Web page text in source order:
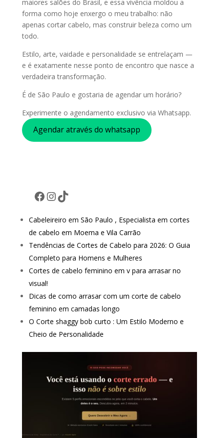
maiores salões do Brasil, e essa vivência moldou a
forma como hoje enxergo o meu trabalho: não
apenas cortar cabelo, mas construir beleza como um
todo.
Estilo, arte, vaidade e personalidade se entrelaçam —
e é exatamente nesse ponto de encontro que nasce a
verdadeira transformação.
É de São Paulo e gostaria de agendar um horário?
Experimente o agendamento exclusivo via Whatsapp.
Agendar através do whatsapp
Facebook
Instagram
TikTok
Cabeleireiro em São Paulo , Especialista em cortes
de cabelo em Moema e Vila Carrão
Tendências de Cortes de Cabelo para 2026: O Guia
Completo para Homens e Mulheres
Cortes de cabelo feminino em v para arrasar no
visual!
Dicas de como arrasar com um corte de cabelo
feminino em camadas longo
O Corte shaggy bob curto : Um Estilo Moderno e
Cheio de Personalidade